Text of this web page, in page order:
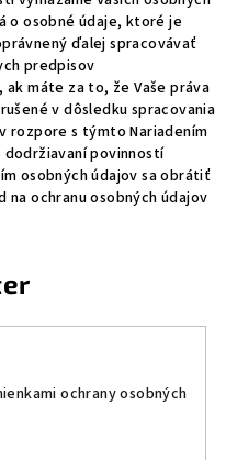
o osobné údaje, ktoré je
ďalej spracovávať
predpisov
ak máte za to, že Vaše práva
v dôsledku spracovania
rozpore s týmto Nariadením
povinností
osobných údajov sa obrátiť
na ochranu osobných údajov
ochrany osobných